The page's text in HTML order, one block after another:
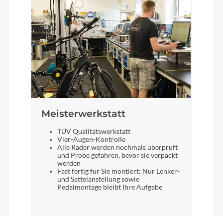
Meisterwerkstatt
TÜV Qualitätswerkstatt
Vier-Augen-Kontrolle
Alle Räder werden nochmals überprüft
und Probe gefahren, bevor sie verpackt
werden
Fast fertig für Sie montiert: Nur Lenker-
und Sattelanstellung sowie
Pedalmontage bleibt Ihre Aufgabe